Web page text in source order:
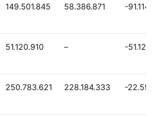
149.501.845 58.386.871 -
51.120.910 – -
250.783.621 228.184.333 -